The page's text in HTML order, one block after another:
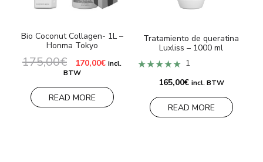
Bio Coconut Collagen- 1L –
Honma Tokyo
175,00€ El
precio
era:
175,00€.
170,00€El
es:
170,00€.
incl.
BTW
READ MORE
Tratamiento de queratina
Luxliss – 1000 ml
★★★★★ 1
165,00€ incl. BTW
READ MORE